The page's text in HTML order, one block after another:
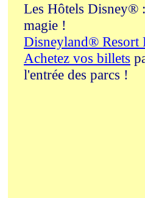
Les Hôtels Disney®
magie !
Disneyland® Resort
Achetez vos billets
l'entrée des parcs !